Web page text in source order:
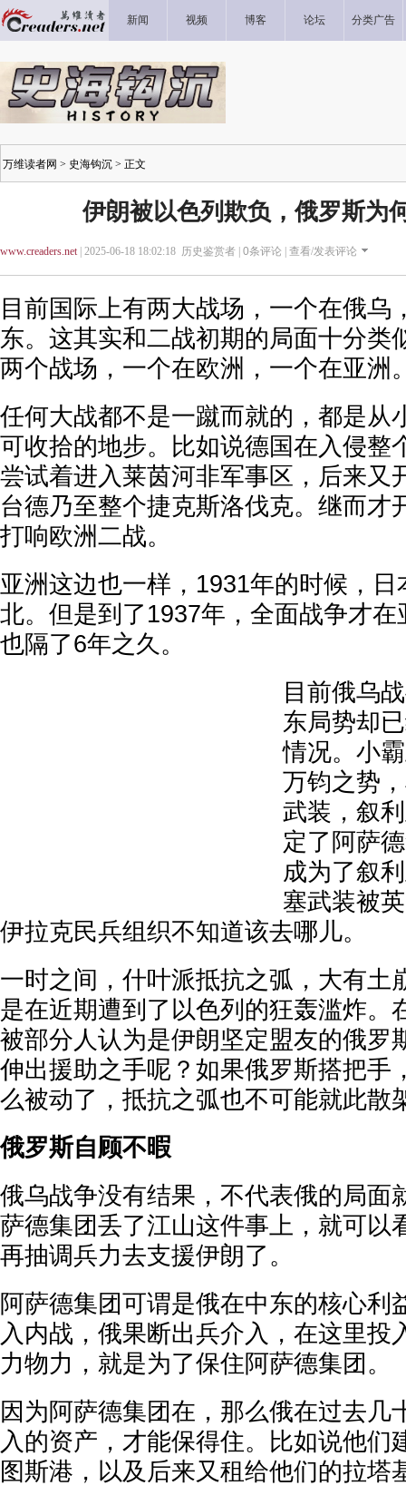
新闻 视频 博客 论坛 分类广告
万维读者网 > 史海钩沉 > 正文
伊朗被以色列欺负，俄罗斯为
www.creaders.net| 2025-06-18 18:02:18 历史鉴赏者 | 0条评论 | 查看/发表评论
目前国际上有两大战场，一个在俄乌
东。这其实和二战初期的局面十分类
两个战场，一个在欧洲，一个在亚洲
任何大战都不是一蹴而就的，都是从
可收拾的地步。比如说德国在入侵整
尝试着进入莱茵河非军事区，后来又
台德乃至整个捷克斯洛伐克。继而才
打响欧洲二战。
亚洲这边也一样，1931年的时候，
北。但是到了1937年，全面战争才
也隔了6年之久。
目前俄乌
东局势却
情况。小
万钧之势
武装，叙
定了阿萨
成为了叙
塞武装被
伊拉克民兵组织不知道该去哪儿。
一时之间，什叶派抵抗之弧，大有土
是在近期遭到了以色列的狂轰滥炸。
被部分人认为是伊朗坚定盟友的俄罗
伸出援助之手呢？如果俄罗斯搭把手
么被动了，抵抗之弧也不可能就此散
俄罗斯自顾不暇
俄乌战争没有结果，不代表俄的局面
萨德集团丢了江山这件事上，就可以
再抽调兵力去支援伊朗了。
阿萨德集团可谓是俄在中东的核心利
入内战，俄果断出兵介入，在这里投
力物力，就是为了保住阿萨德集团。
因为阿萨德集团在，那么俄在过去几
入的资产，才能保得住。比如说他们
图斯港，以及后来又租给他们的拉塔